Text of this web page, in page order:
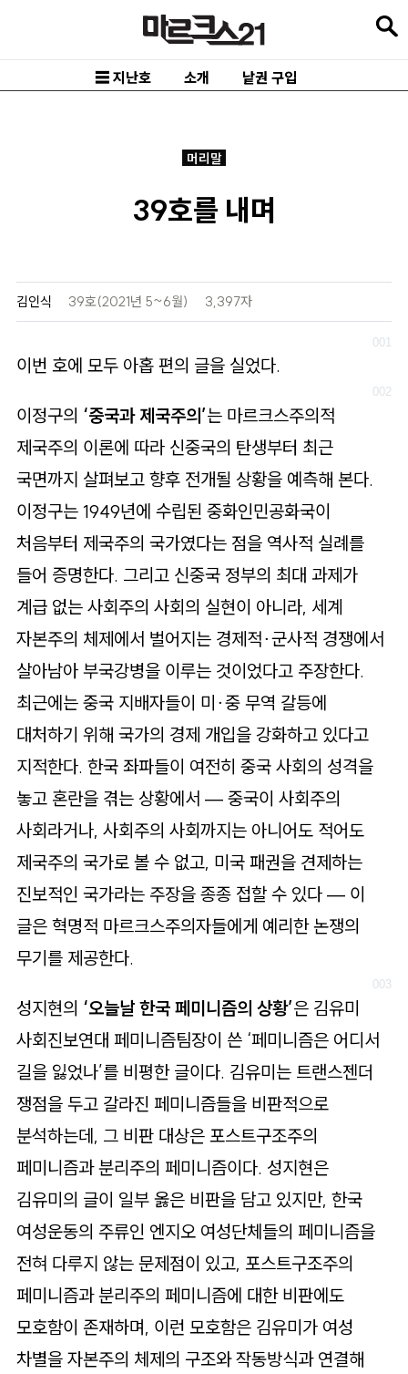
로
☰ 지난호 소개 낱권 구입
머리말
39호를 내며
김인식 39호(2021년 5~6월) 3,397자
이번 호에 모두 아홉 편의 글을 실었다.
이정구의 ‘중국과 제국주의’는 마르크스주의적
제국주의 이론에 따라 신중국의 탄생부터 최근
국면까지 살펴보고 향후 전개될 상황을 예측해 본다.
이정구는 1949년에 수립된 중화인민공화국이
처음부터 제국주의 국가였다는 점을 역사적 실례를
들어 증명한다. 그리고 신중국 정부의 최대 과제가
계급 없는 사회주의 사회의 실현이 아니라, 세계
자본주의 체제에서 벌어지는 경제적∙군사적 경쟁에서
살아남아 부국강병을 이루는 것이었다고 주장한다.
최근에는 중국 지배자들이 미∙중 무역 갈등에
대처하기 위해 국가의 경제 개입을 강화하고 있다고
지적한다. 한국 좌파들이 여전히 중국 사회의 성격을
놓고 혼란을 겪는 상황에서 — 중국이 사회주의
사회라거나, 사회주의 사회까지는 아니어도 적어도
제국주의 국가로 볼 수 없고, 미국 패권을 견제하는
진보적인 국가라는 주장을 종종 접할 수 있다 — 이
글은 혁명적 마르크스주의자들에게 예리한 논쟁의
무기를 제공한다.
성지현의 ‘오늘날 한국 페미니즘의 상황’은 김유미
사회진보연대 페미니즘팀장이 쓴 ‘페미니즘은 어디서
길을 잃었나’를 비평한 글이다. 김유미는 트랜스젠더
쟁점을 두고 갈라진 페미니즘들을 비판적으로
분석하는데, 그 비판 대상은 포스트구조주의
페미니즘과 분리주의 페미니즘이다. 성지현은
김유미의 글이 일부 옳은 비판을 담고 있지만, 한국
여성운동의 주류인 엔지오 여성단체들의 페미니즘을
전혀 다루지 않는 문제점이 있고, 포스트구조주의
페미니즘과 분리주의 페미니즘에 대한 비판에도
모호함이 존재하며, 이런 모호함은 김유미가 여성
차별을 자본주의 체제의 구조와 작동방식과 연결해